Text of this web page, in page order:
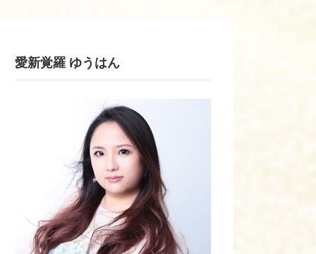
愛新覚羅 ゆうはん